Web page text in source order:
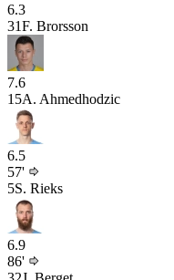
6.3
31F. Brorsson
7.6
15A. Ahmedhodzic
6.5
57'
5S. Rieks
6.9
86'